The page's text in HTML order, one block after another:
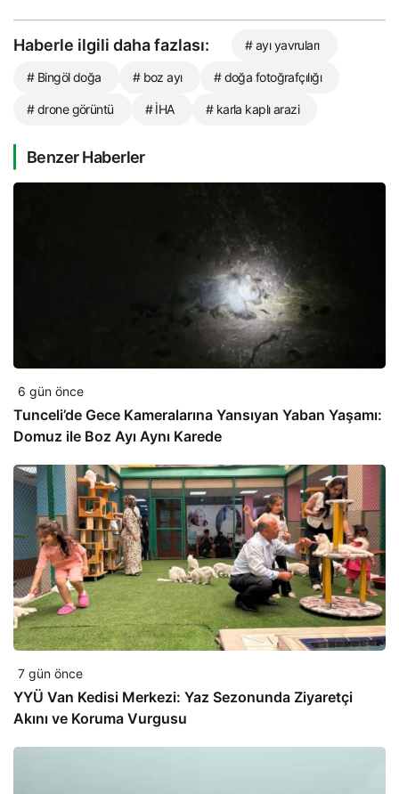
Haberle ilgili daha fazlası: # ayı yavruları
# Bingöl doğa # boz ayı # doğa fotoğrafçılığı
# drone görüntü # İHA # karla kaplı arazi
Benzer Haberler
6 gün önce
Tunceli’de Gece Kameralarına Yansıyan Yaban Yaşamı:
Domuz ile Boz Ayı Aynı Karede
7 gün önce
YYÜ Van Kedisi Merkezi: Yaz Sezonunda Ziyaretçi
Akını ve Koruma Vurgusu